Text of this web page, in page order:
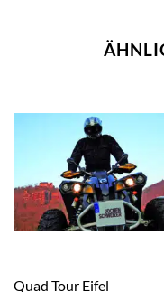
Quad Tour Eifel